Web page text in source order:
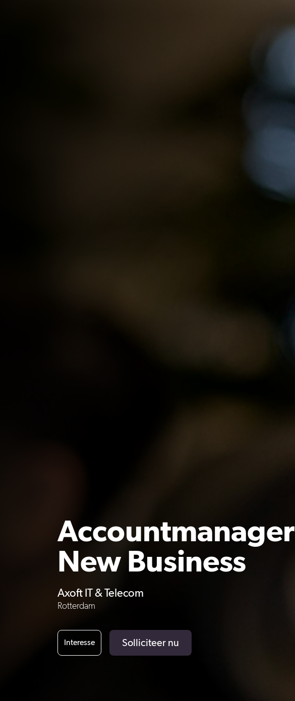
Accountmanager
New Business
Axoft IT & Telecom
Rotterdam
Interesse Solliciteer nu